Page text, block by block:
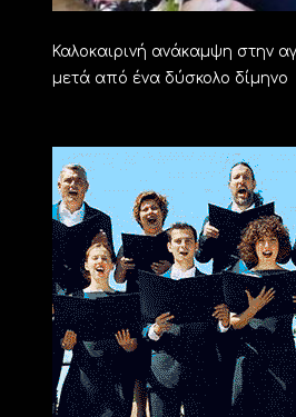
Καλοκαιρινή ανάκαμψη στην
μετά από ένα δύσκολο δίμηνο